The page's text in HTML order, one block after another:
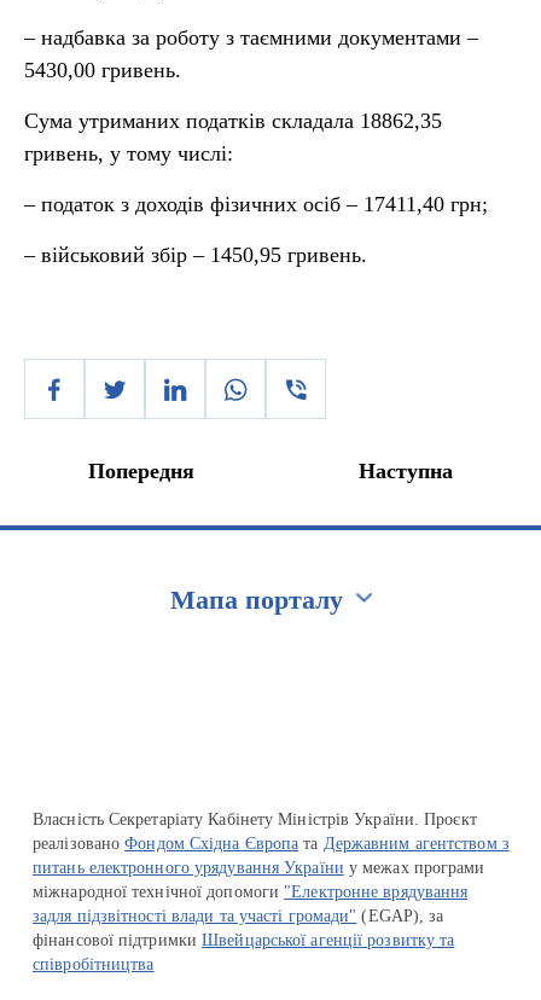
– надбавка за роботу з таємними документами –
5430,00 гривень.
Сума утриманих податків складала 18862,35
гривень, у тому числі:
– податок з доходів фізичних осіб – 17411,40 грн;
– військовий збір – 1450,95 гривень.
Попередня Наступна
Мапа порталу
Власність Секретаріату Кабінету Міністрів України. Проєкт
реалізованоФондом Східна Європа та Державним агентством з
питань електронного урядування України у межах програми
міжнародної технічної допомоги "Електронне врядування
задля підзвітності влади та участі громади" (EGAP), за
фінансової підтримкиШвейцарської агенції розвитку та
співробітництва